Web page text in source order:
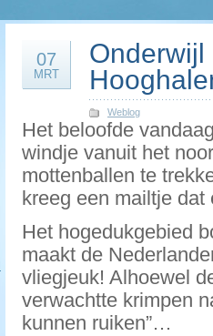
07
MRT
Onderwijl
Weblog
Het beloofde
windje vanuit het
mottenballen te
kreeg een mailtje
Het hogedukgebied
maakt de
vliegjeuk! Alhoewel
verwachtte krimpen
kunnen ruiken”…